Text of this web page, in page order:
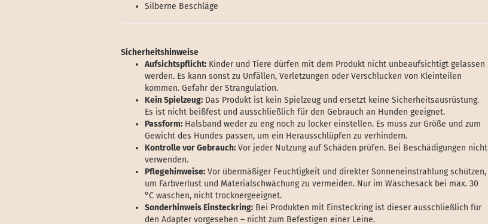
Silberne Beschläge
Sicherheitshinweise
Aufsichtspflicht: Kinder und Tiere dürfen mit dem Produkt nicht unbeaufsichtigt gelassen
werden. Es kann sonst zu Unfällen, Verletzungen oder Verschlucken von Kleinteilen
kommen. Gefahr der Strangulation.
Kein Spielzeug: Das Produkt ist kein Spielzeug und ersetzt keine Sicherheitsausrüstung.
Es ist nicht beißfest und ausschließlich für den Gebrauch an Hunden geeignet.
Passform: Halsband weder zu eng noch zu locker einstellen. Es muss zur Größe und zum
Gewicht des Hundes passen, um ein Herausschlüpfen zu verhindern.
Kontrolle vor Gebrauch: Vor jeder Nutzung auf Schäden prüfen. Bei Beschädigungen nicht
verwenden.
Pflegehinweise: Vor übermäßiger Feuchtigkeit und direkter Sonneneinstrahlung schützen,
um Farbverlust und Materialschwächung zu vermeiden. Nur im Wäschesack bei max. 30
°C waschen, nicht trocknergeeignet.
Sonderhinweis Einsteckring: Bei Produkten mit Einsteckring ist dieser ausschließlich für
den Adapter vorgesehen – nicht zum Befestigen einer Leine.